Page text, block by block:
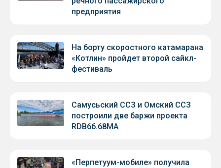
предприятия
На борту скоростного катамарана
«Котлин» пройдет второй сайкл-
фестиваль
Самусьский ССЗ и Омский ССЗ
построили две баржи проекта
RDB66.68МА
«Перпетуум-мобиле» получила